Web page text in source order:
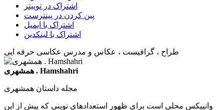
اشتراک در توییتر
پین کردن در پینترست
اشتراک با ایمیل
اشتراک با لینکدین
طراح ، گرافیست ، عکاس و مدرس عکاسی حرفه ایی
همشهری . Hamshahri
مجله داستان همشهری
وانپیکس محلی است برای ظهور استعدادهای نوینی که پیش از این